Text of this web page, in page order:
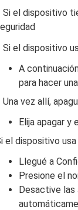
Si el dispositivo
Si el dispositivo
A
para hacer
Una vez allí,
Elija apagar y
el dispositivo
Llegué a
Presione el
Desactive las